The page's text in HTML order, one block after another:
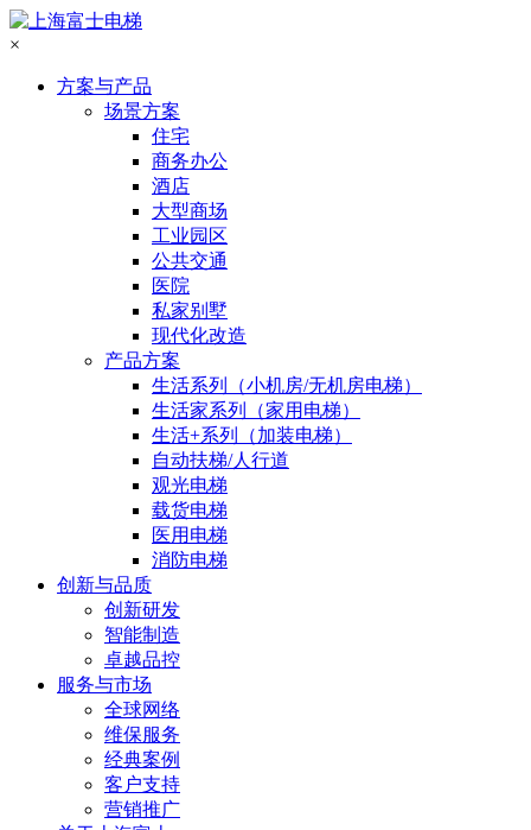
×
方案与产品
场景方案
住宅
商务办公
酒店
大型商场
工业园区
公共交通
医院
私家别墅
现代化改造
产品方案
生活系列（小机房/无机房电梯）
生活家系列（家用电梯）
生活+系列（加装电梯）
自动扶梯/人行道
观光电梯
载货电梯
医用电梯
消防电梯
创新与品质
创新研发
智能制造
卓越品控
服务与市场
全球网络
维保服务
经典案例
客户支持
营销推广